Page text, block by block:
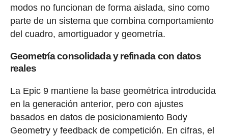
modos no funcionan de forma aislada, sino como
parte de un sistema que combina comportamiento
del cuadro, amortiguador y geometría.
Geometría consolidada y refinada con datos
reales
La Epic 9 mantiene la base geométrica introducida
en la generación anterior, pero con ajustes
basados en datos de posicionamiento Body
Geometry y feedback de competición. En cifras, el